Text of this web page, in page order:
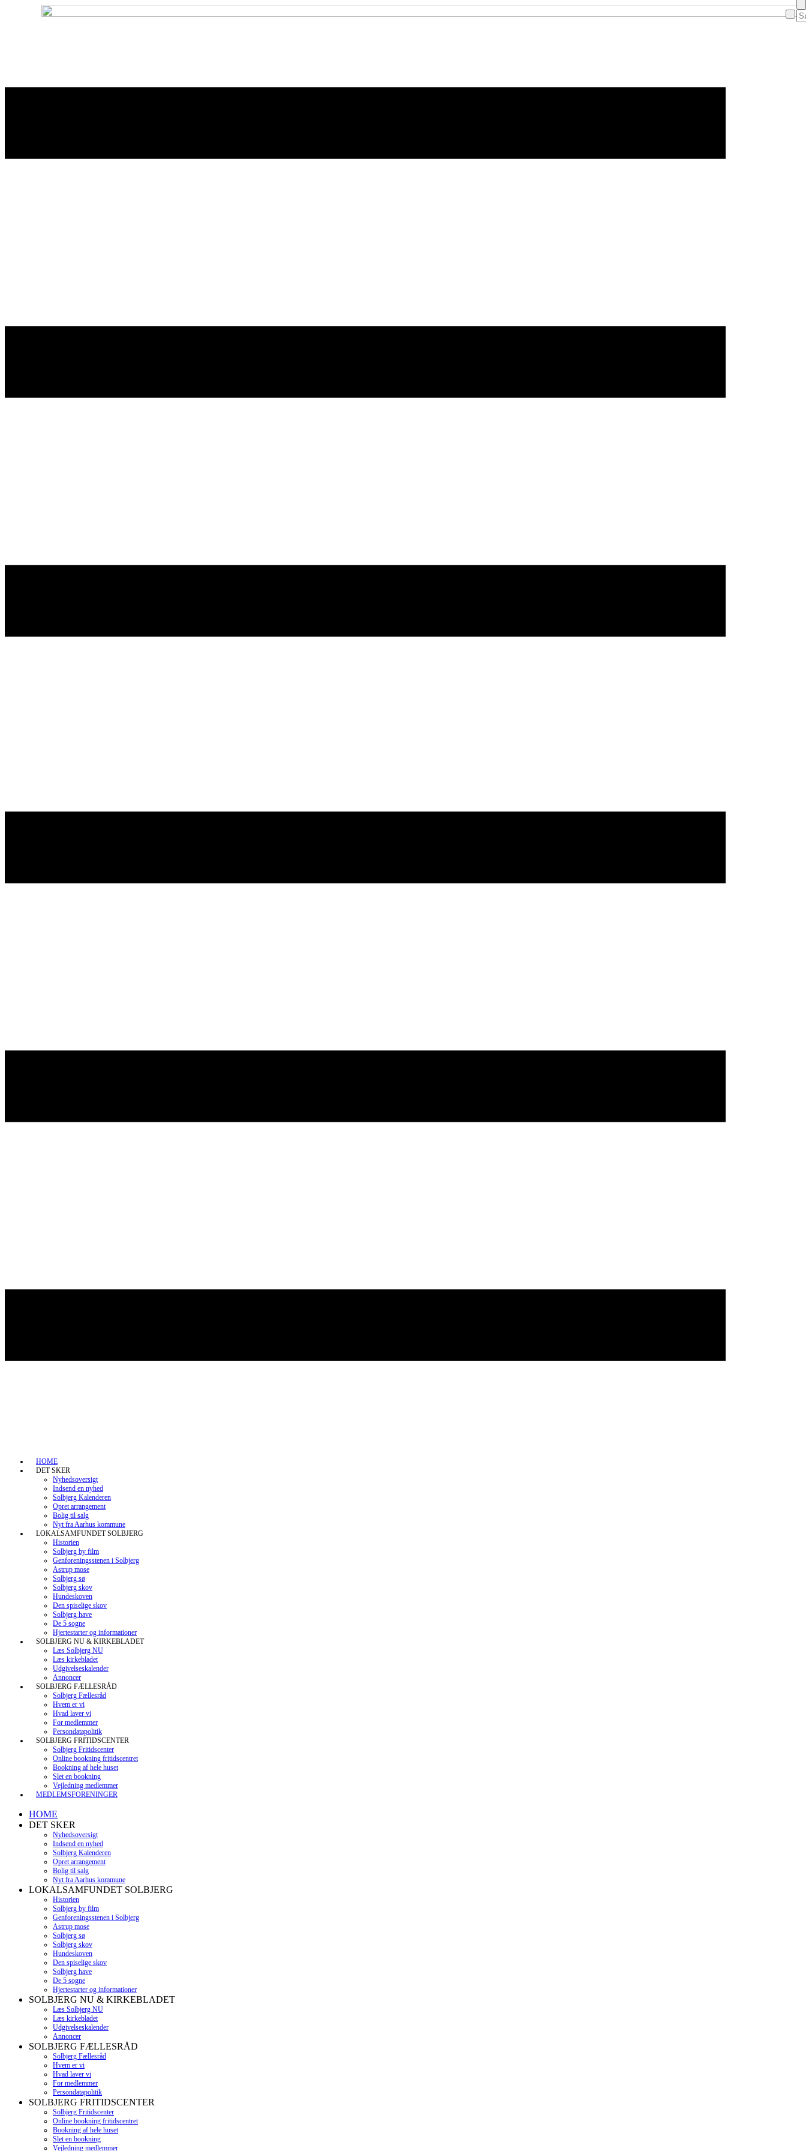
HOME
DET SKER
Nyhedsoversigt
Indsend en nyhed
Solbjerg Kalenderen
Opret arrangement
Bolig til salg
Nyt fra Aarhus kommune
LOKALSAMFUNDET SOLBJERG
Historien
Solbjerg by film
Genforeningsstenen i Solbjerg
Astrup mose
Solbjerg sø
Solbjerg skov
Hundeskoven
Den spiselige skov
Solbjerg have
De 5 sogne
Hjertestarter og informationer
SOLBJERG NU & KIRKEBLADET
Læs Solbjerg NU
Læs kirkebladet
Udgivelseskalender
Annoncer
SOLBJERG FÆLLESRÅD
Solbjerg Fællesråd
Hvem er vi
Hvad laver vi
For medlemmer
Persondatapolitik
SOLBJERG FRITIDSCENTER
Solbjerg Fritidscenter
Online bookning fritidscentret
Bookning af hele huset
Slet en bookning
Vejledning medlemmer
MEDLEMSFORENINGER
HOME
DET SKER
Nyhedsoversigt
Indsend en nyhed
Solbjerg Kalenderen
Opret arrangement
Bolig til salg
Nyt fra Aarhus kommune
LOKALSAMFUNDET SOLBJERG
Historien
Solbjerg by film
Genforeningsstenen i Solbjerg
Astrup mose
Solbjerg sø
Solbjerg skov
Hundeskoven
Den spiselige skov
Solbjerg have
De 5 sogne
Hjertestarter og informationer
SOLBJERG NU & KIRKEBLADET
Læs Solbjerg NU
Læs kirkebladet
Udgivelseskalender
Annoncer
SOLBJERG FÆLLESRÅD
Solbjerg Fællesråd
Hvem er vi
Hvad laver vi
For medlemmer
Persondatapolitik
SOLBJERG FRITIDSCENTER
Solbjerg Fritidscenter
Online bookning fritidscentret
Bookning af hele huset
Slet en bookning
Vejledning medlemmer